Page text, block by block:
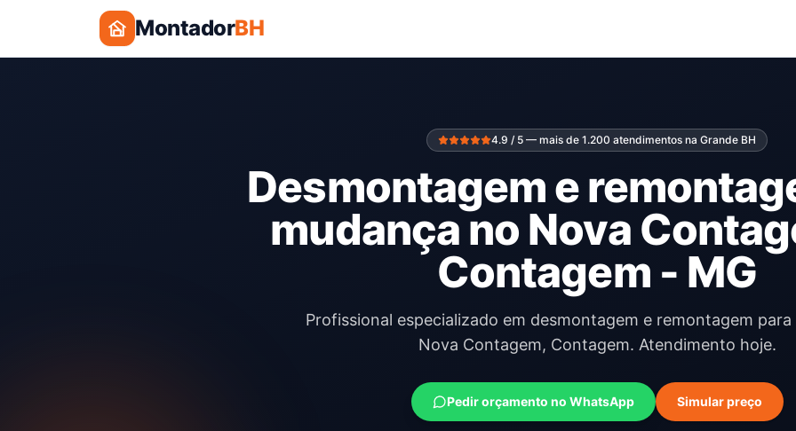
MontadorBH
4.9 / 5 — mais de 1.200 atendimentos na Grande BH
Desmontagem e
mudança no Nova
Contagem - MG
Profissional especializado em desmontagem e remontagem
Nova Contagem, Contagem. Atendimento hoje.
Pedir orçamento no WhatsApp Simular preço